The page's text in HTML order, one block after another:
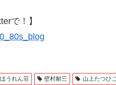
で！】
うれん荘 壁村耐三 山上たつひこ